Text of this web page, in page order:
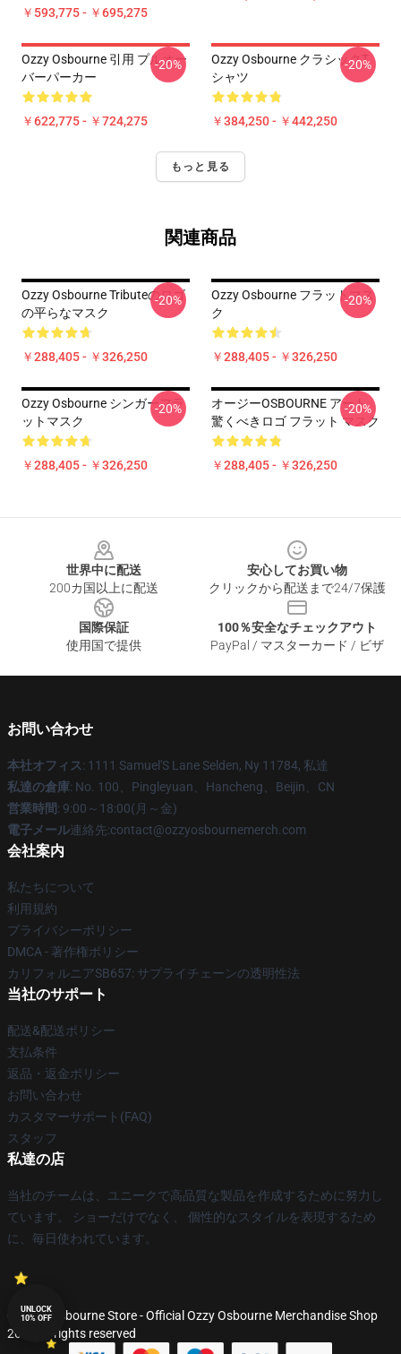
￥593,775 - ￥695,275
Ozzy Osbourne 引用 プルオー
バーパーカー
￥622,775 - ￥724,275
-20%
Ozzy Osbourne クラシックT
シャツ
￥384,250 - ￥442,250
-20%
もっと見る
関連商品
Ozzy Osbourne Tributeのロゴ
の平らなマスク
￥288,405 - ￥326,250
-20%
Ozzy Osbourne フラットマス
ク
￥288,405 - ￥326,250
-20%
Ozzy Osbourne シンガーフラ
ットマスク
￥288,405 - ￥326,250
-20%
オージーOSBOURNE アート
驚くべきロゴ フラット マスク
￥288,405 - ￥326,250
-20%
世界中に配送
200カ国以上に配送
安心してお買い物
クリックから配送まで24/7保護
国際保証
使用国で提供
100％安全なチェックアウト
PayPal / マスターカード / ビザ
お問い合わせ
本社オフィス: 1111 Samuel'S Lane Selden, Ny 11784, 私達
私達の倉庫: No. 100、Pingleyuan、Hancheng、Beijin、CN
営業時間: 9:00～18:00(月～金)
電子メール連絡先:contact@ozzyosbournemerch.com
会社案内
私たちについて
利用規約
プライバシーポリシー
DMCA - 著作権ポリシー
カリフォルニアSB657: サプライチェーンの透明性法
当社のサポート
配送&配送ポリシー
支払条件
返品・返金ポリシー
お問い合わせ
カスタマーサポート(FAQ)
スタッフ
私達の店
当社のチームは、ユニークで高品質な製品を作成するために努力し
ています。 ショーだけでなく、 個性的なスタイルを表現するため
に、毎日使われています。
© Ozzy Osbourne Store - Official Ozzy Osbourne Merchandise Shop
2026 all rights reserved
UNLOCK
10% OFF